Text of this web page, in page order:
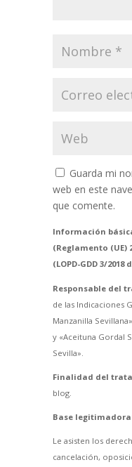
Guarda mi
web en este
que comente.
Información
(Reglamento (UE)
(LOPD-GDD 3/
Responsable del
de las Indicaciones
Manzanilla
y «Aceituna Gordal
Sevilla».
Finalidad del
blog.
Base
Le asisten los
cancelación,